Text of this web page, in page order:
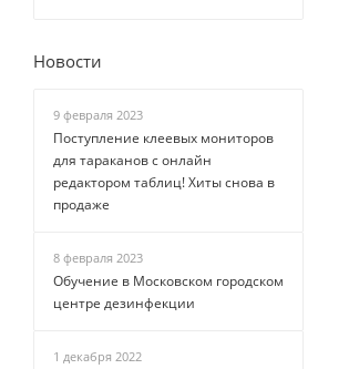
Новости
9 февраля 2023
Поступление клеевых мониторов
для тараканов с онлайн
редактором таблиц! Хиты снова в
продаже
8 февраля 2023
Обучение в Московском городском
центре дезинфекции
1 декабря 2022